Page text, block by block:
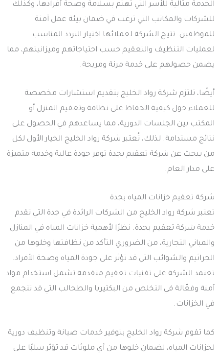
الخدمة مثالية للأسر التي تهتم بسلامة وصحة أفرادها، وكذلك
للشركات والمكاتب التي ترغب في ضمان بيئة عمل آمنة
للموظفين. تتيح الشركة لعملائها اختيار التردد المناسب
لعمليات التنظيف والتعقيم حسب احتياجاتهم وميزانيتهم، مما
يضمن حصولهم على خدمة مرنة ومريحة.
أيضًا، تلتزم شركة رواد الخليج بتقديم استشارات مخصصة
للعملاء حول كيفية الحفاظ على نظافة وتعقيم المنزل أو
المكتب بين الجلسات الدورية، مما يساعدهم في الحصول على
نتائج مستدامة. لذلك، تُعتبر شركة رواد الخليج الخيار الأول لكل
من يبحث عن شركة تعقيم بجدة توفر جودة عالية وخدمة متميزة
على مدار العام.
شركة تعقيم خزانات المياه بجدة
تعتبر شركة رواد الخليج من الشركات الرائدة في جدة التي تقدم
خدمة شركة تعقيم بجدة. نظرًا لأهمية خزانات المياه في المنازل
والمباني التجارية، من الضروري التأكد من نظافتها وخلوها من
الجراثيم والشوائب التي قد تؤثر على جودة المياه وصحة الأفراد.
تعتمد الشركة على تقنيات تعقيم متقدمة تشمل استخدام مواد
آمنة وفعّالة في التخلص من البكتيريا والطحالب التي قد تتجمع
في الخزانات.
كما تقوم شركة رواد الخليج بتوفير خدمات صيانة وتنظيف دورية
لخزانات المياه، لضمان خلوها من أي ملوثات قد تؤثر سلبًا على